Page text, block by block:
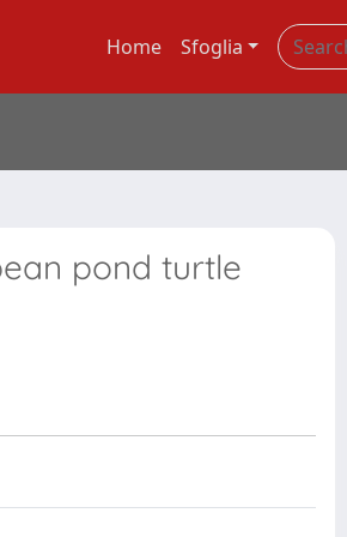
Home Sfoglia
pond turtle